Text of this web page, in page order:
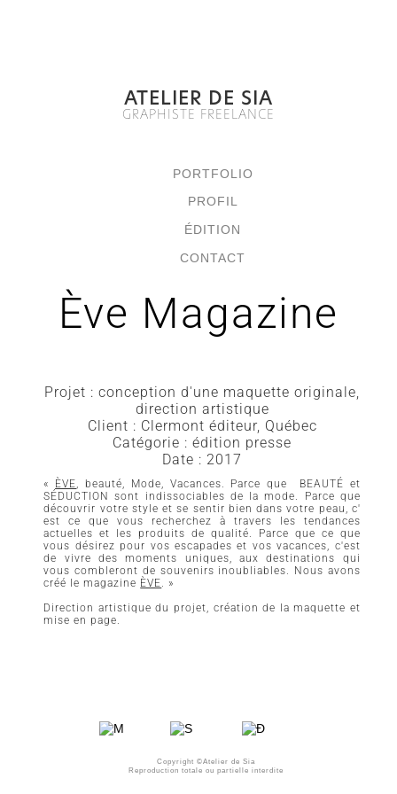
ATELIER DE SIA
GRAPHISTE FREELANCE
Ève Magazine
Projet : conception d'une maquette originale,
direction artistique
Client : Clermont éditeur, Québec
Catégorie : édition presse
Date : 2017
« ÈVE
beauté, Mode, Vacances. Parce que BEAUTÉ et
SÉDUCTION sont indissociables de la mode. Parce que
découvrir votre style et se sentir bien dans votre peau, c'
est ce que vous recherchez à travers les tendances
actuelles et les produits de qualité. Parce que ce que
vous désirez pour vos escapades et vos vacances, c'est
de vivre des moments uniques, aux destinations qui
vous combleront de souvenirs inoubliables. Nous avons
créé le magazine ÈVE . »
Direction artistique du projet, création de la maquette et
mise en page.
Copyright ©Atelier de Sia
Reproduction totale ou partielle interdite
PORTFOLIO
PROFIL
ÉDITION
CONTACT